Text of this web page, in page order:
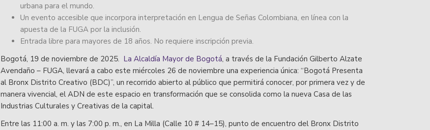
urbana para el mundo.
Un evento accesible que incorpora interpretación en Lengua de Señas Colombiana, en línea con la
apuesta de la FUGA por la inclusión.
Entrada libre para mayores de 18 años. No requiere inscripción previa.
Bogotá, 19 de noviembre de 2025. La Alcaldía Mayor de Bogotá, a través de la Fundación Gilberto Alzate
Avendaño – FUGA, llevará a cabo este miércoles 26 de noviembre una experiencia única: “Bogotá Presenta
al Bronx Distrito Creativo (BDC)”, un recorrido abierto al público que permitirá conocer, por primera vez y de
manera vivencial, el ADN de este espacio en transformación que se consolida como la nueva Casa de las
Industrias Culturales y Creativas de la capital.
Entre las 11:00 a. m. y las 7:00 p. m., en La Milla (Calle 10 # 14–15), punto de encuentro del Bronx Distrito